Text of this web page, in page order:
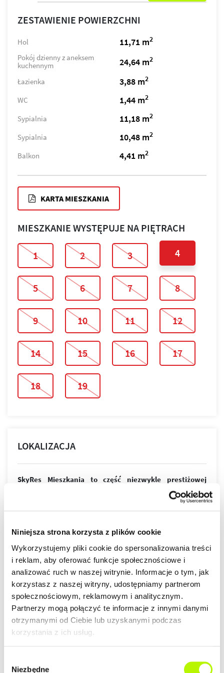
Niniejsza strona korzysta z plików cookie
Wykorzystujemy pliki cookie do spersonalizowania treści
i reklam, aby oferować funkcje społecznościowe i
analizować ruch w naszej witrynie. Informacje o tym, jak
korzystasz z naszej witryny, udostępniamy partnerom
społecznościowym, reklamowym i analitycznym.
Partnerzy mogą połączyć te informacje z innymi danymi
otrzymanymi od Ciebie lub uzyskanymi podczas
korzystania z ich usług.
Niezbędne
ZESTAWIENIE POWIERZCHNI
Hol 11,71 m2
Pokój dzienny z aneksem
kuchennym
24,64 m2
Łazienka 3,88 m2
WC 1,44 m2
Sypialnia 11,18 m2
Sypialnia 10,48 m2
Balkon 4,41 m2
KARTA MIESZKANIA
MIESZKANIE WYSTĘPUJE NA PIĘTRACH
1 2 3 4
5 6 7 8
9 10 11 12
14 15 16 17
18 19
LOKALIZACJA
SkyRes Mieszkania to część niezwykle prestiżowej
inwestycji pod nazwą kompleks biurowo-mieszkaniowy
SkyRes. Wyjątkowa lokalizacja niemalże w samym sercu
Rzeszowa jest wprost idealna dla osób ceniących sobie
wysoki standard wykończenia, garaże podziemne
spełnią wymagania nawet najbardziej wymagających
klientów.
DOWIEDZ SIĘ WIĘCEJ O LOKALIZACJI
więcej
ZALETY LOKALIZACJI
lokalizacja w centrum
nowoczesna architektura
piękne widoki na Rzeszów